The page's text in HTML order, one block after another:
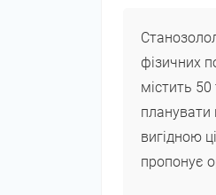
фізичних
містить
планувати
вигідною
пропонує